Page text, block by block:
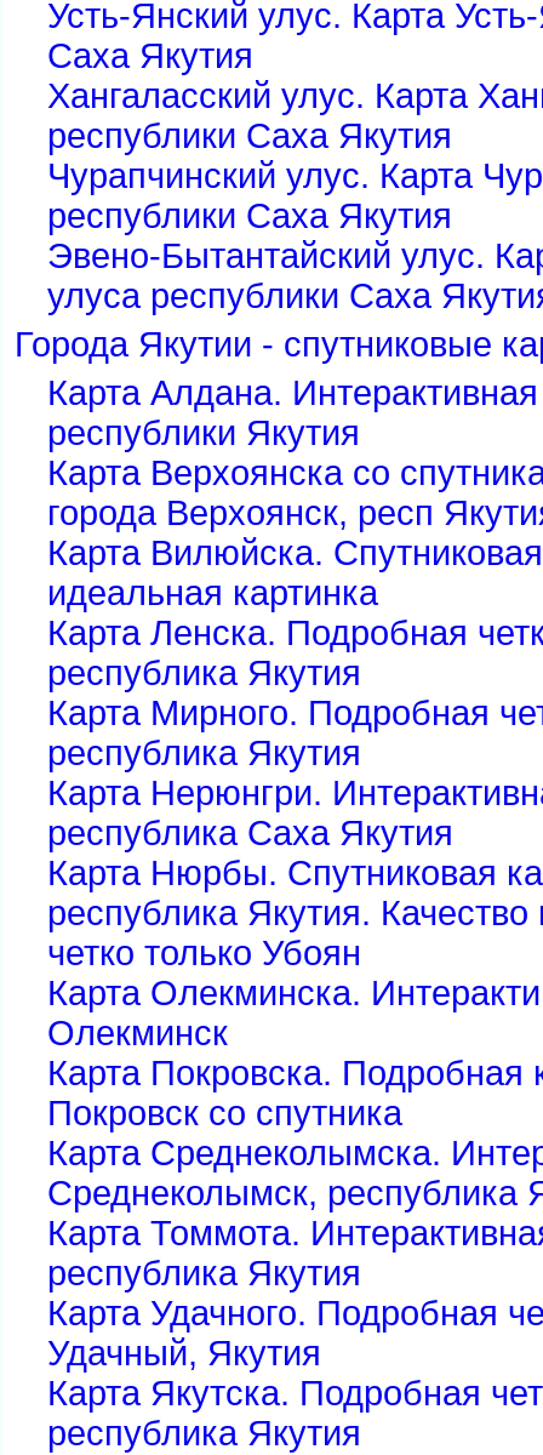
Усть-Янский улус. Карта
Саха Якутия
Хангаласский улус. Карта
республики Саха Якутия
Чурапчинский улус. Карта
республики Саха Якутия
Эвено-Бытантайский улус.
улуса республики Саха
Города Якутии - спутниковые
Карта Алдана.
республики Якутия
Карта Верхоянска со
города Верхоянск, респ
Карта Вилюйска.
идеальная картинка
Карта Ленска. Подробная
республика Якутия
Карта Мирного. Подробная
республика Якутия
Карта Нерюнгри.
республика Саха Якутия
Карта Нюрбы. Спутниковая
республика Якутия.
четко только Убоян
Карта Олекминска.
Олекминск
Карта Покровска. Подробная
Покровск со спутника
Карта Среднеколымска.
Среднеколымск, республика
Карта Томмота.
республика Якутия
Карта Удачного. Подробная
Удачный, Якутия
Карта Якутска. Подробная
республика Якутия